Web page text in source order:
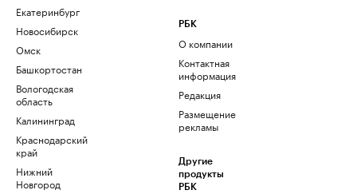
Екатеринбург
Новосибирск
Омск
Башкортостан
Вологодская
область
Калининград
Краснодарский
край
Нижний
Новгород
РБК
О компании
Контактная
информация
Редакция
Размещение
рекламы
Другие
продукты
РБК